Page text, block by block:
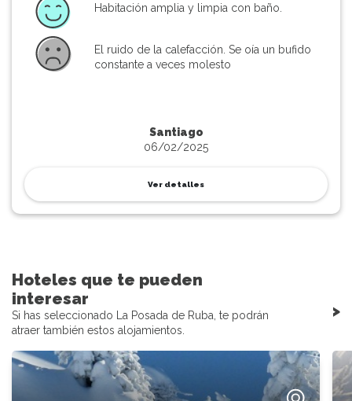
Santiago
06/02/2025
Habitación amplia y limpia con baño.
El ruido de la calefacción. Se oía un bufido
constante a veces molesto
Ver detalles
Hoteles que te pueden
interesar
Si has seleccionado La Posada de Ruba, te podrán
atraer también estos alojamientos.
>